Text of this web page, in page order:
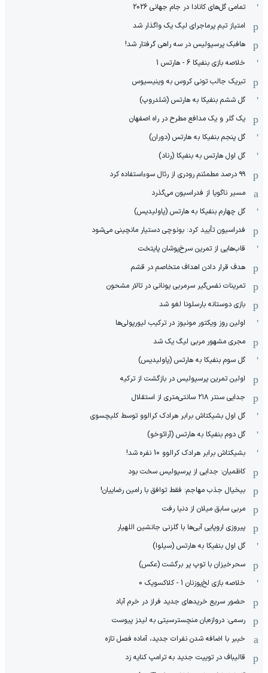
تمامی گل‌های کانادا در جام جهانی 2026
امتیاز تیم پرماجرای لیگ یک واگذار شد
هافبک پرسپولیس در سه راهی گرفتار شد!
خلاصه بازی بنفیکا 6 - هارتس 1
تبریک جالب تونی کروس به وینیسیوس
گل ششم بنفیکا به هارتس (شلدروپ)
یک گلر و یک مدافع مطرح در راه اصفهان
گل پنجم بنفیکا به هارتس (دوران)
گل اول هارتس به بنفیکا (رناد)
۹۹ درصد مطمئنم رودری از رئال سوءاستفاده کرد
مسیر ناگویا از فدراسیون می‌گذرد
گل چهارم بنفیکا به هارتس (پاولیدیس)
فدراسیون تأیید کرد: بونوچی دستیار مانچینی می‌شود
قاب‌هایی از تمرین سرخ‌پوشان پایتخت
هدف قرار دادن اهداف متخاصم در قشم
‏تمرینات نفس‌گیر سرمربی یونانی در تالار مشحون
بازی دوستانه بارسلونا لغو شد
اولین روز ویکتور مونیوز در ترکیب لیورپولی‌ها
مجری مشهور مربی لیگ یک شد
گل سوم بنفیکا به هارتس (پاولیدیس)
اولین تمرین پرسپولیس در بازگشت از ترکیه
جدایی سنتر ۲۱۸ سانتی‌متری از استقلال
گل اول بشیکتاش برابر هرادک کرالوو توسط کلیچسوی
گل دوم بنفیکا به هارتس (آرائوخو)
بشیکتاش برابر هرادک کرالوو 10 نفره شد!
کاظمیان: جدایی از پرسپولیس سخت بود
بیخیال جذب مهاجم: فقط توافق با رامین رضاییان!
مربی سابق میلان از دنیا رفت
پیروزی اروپایی آبی‌ها با گلزنی جانشین اللهیار
گل اول بنفیکا به هارتس (سیلوا)
سحرخیزان با توپ پر برگشت (عکس)
خلاصه بازی لخ‌پوزنان 1 - کلاکسویک 0
حضور سریع خریدهای جدید فراز در خرم آباد
رسمی: دروازه‌بان منچسترسیتی به لیدز پیوست
خیبر با اضافه شدن نفرات جدید، آماده فصل تازه
قالیباف در توییت جدید به ترامپ کنایه زد